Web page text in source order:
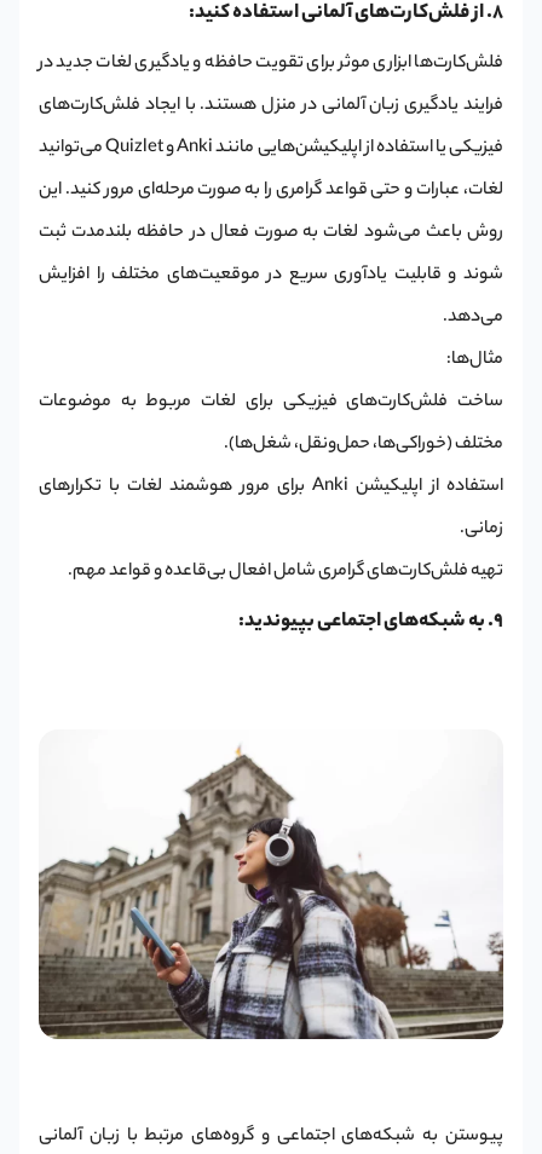
8. از فلش‌کارت‌های آلمانی استفاده کنید:
فلش‌کارت‌ها ابزاری موثر برای تقویت حافظه و یادگیری لغات جدید در
فرایند یادگیری زبان آلمانی در منزل هستند. با ایجاد فلش‌کارت‌های
فیزیکی یا استفاده از اپلیکیشن‌هایی مانند Anki و Quizlet می‌توانید
لغات، عبارات و حتی قواعد گرامری را به صورت مرحله‌ای مرور کنید. این
روش باعث می‌شود لغات به صورت فعال در حافظه بلندمدت ثبت
شوند و قابلیت یادآوری سریع در موقعیت‌های مختلف را افزایش
می‌دهد.
مثال‌ها:
ساخت فلش‌کارت‌های فیزیکی برای لغات مربوط به موضوعات
مختلف (خوراکی‌ها، حمل‌ونقل، شغل‌ها).
استفاده از اپلیکیشن Anki برای مرور هوشمند لغات با تکرارهای
زمانی.
تهیه فلش‌کارت‌های گرامری شامل افعال بی‌قاعده و قواعد مهم.
9. به شبکه‌های اجتماعی بپیوندید:
پیوستن به شبکه‌های اجتماعی و گروه‌های مرتبط با زبان آلمانی